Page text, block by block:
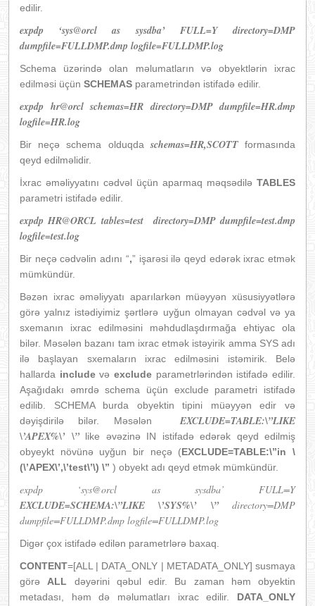
edilir.
expdp ‘sys@orcl as sysdba’ FULL=Y directory=DMP
dumpfile=FULLDMP.dmp logfile=FULLDMP.log
Schema üzərində olan məlumatların və obyektlərin ixrac
edilməsi üçün SCHEMAS parametrindən istifadə edilir.
expdp hr@orcl schemas=HR directory=DMP dumpfile=HR.dmp
logfile=HR.log
Bir neçə schema olduqda schemas=HR,SCOTTformasında
qeyd edilməlidir.
İxrac əməliyyatını cədvəl üçün aparmaq məqsədilə TABLES
parametri istifadə edilir.
expdp HR@ORCL tables=test directory=DMP dumpfile=test.dmp
logfile=test.log
Bir neçə cədvəlin adını “,” işarəsi ilə qeyd edərək ixrac etmək
mümkündür.
Bəzən ixrac əməliyyatı aparılarkən müəyyən xüsusiyyətlərə
görə yalnız istədiyimiz şərtlərə uyğun olmayan cədvəl və ya
sxemanın ixrac edilməsini məhdudlaşdırmağa ehtiyac ola
bilər. Məsələn bazanı tam ixrac etmək istəyirik amma SYS adı
ilə başlayan sxemaların ixrac edilməsini istəmirik. Belə
hallarda includevəexclude parametrlərindən istifadə edilir.
Aşağıdakı əmrdə schema üçün exclude parametri istifadə
edilib. SCHEMA burda obyektin tipini müəyyən edir və
dəyişdirilə bilər. Məsələn EXCLUDE=TABLE:\”LIKE
\’APEX%\’ \” like əvəzinə IN istifadə edərək qeyd edilmiş
obyeykt növünə uyğun bir neçə (EXCLUDE=TABLE:\”in \
(\’APEX\’,\’test\’\) \” ) obyekt adı qeyd etmək mümkündür.
expdp ‘sys@orcl as sysdba’ FULL=Y
EXCLUDE=SCHEMA:\”LIKE \’SYS%\’ \” directory=DMP
dumpfile=FULLDMP.dmp logfile=FULLDMP.log
Digər çox istifadə edilən parametrlərə baxaq.
CONTENT=[ALL | DATA_ONLY | METADATA_ONLY] susmaya
görə ALL dəyərini qəbul edir. Bu zaman həm obyektin
metadası, həm də məlumatları ixrac edilir. DATA_ONLY